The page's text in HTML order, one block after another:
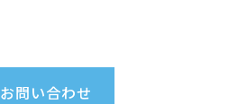
お問い合わせ